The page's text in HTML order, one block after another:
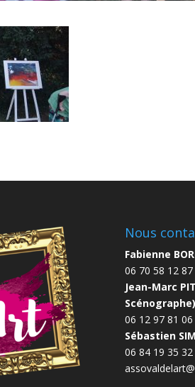
Nous
Fabienne
06 70 58 12 87
Jean-Marc
Scénographe)
06 12 97 81 06
Sébastien
06 84 19 35 32